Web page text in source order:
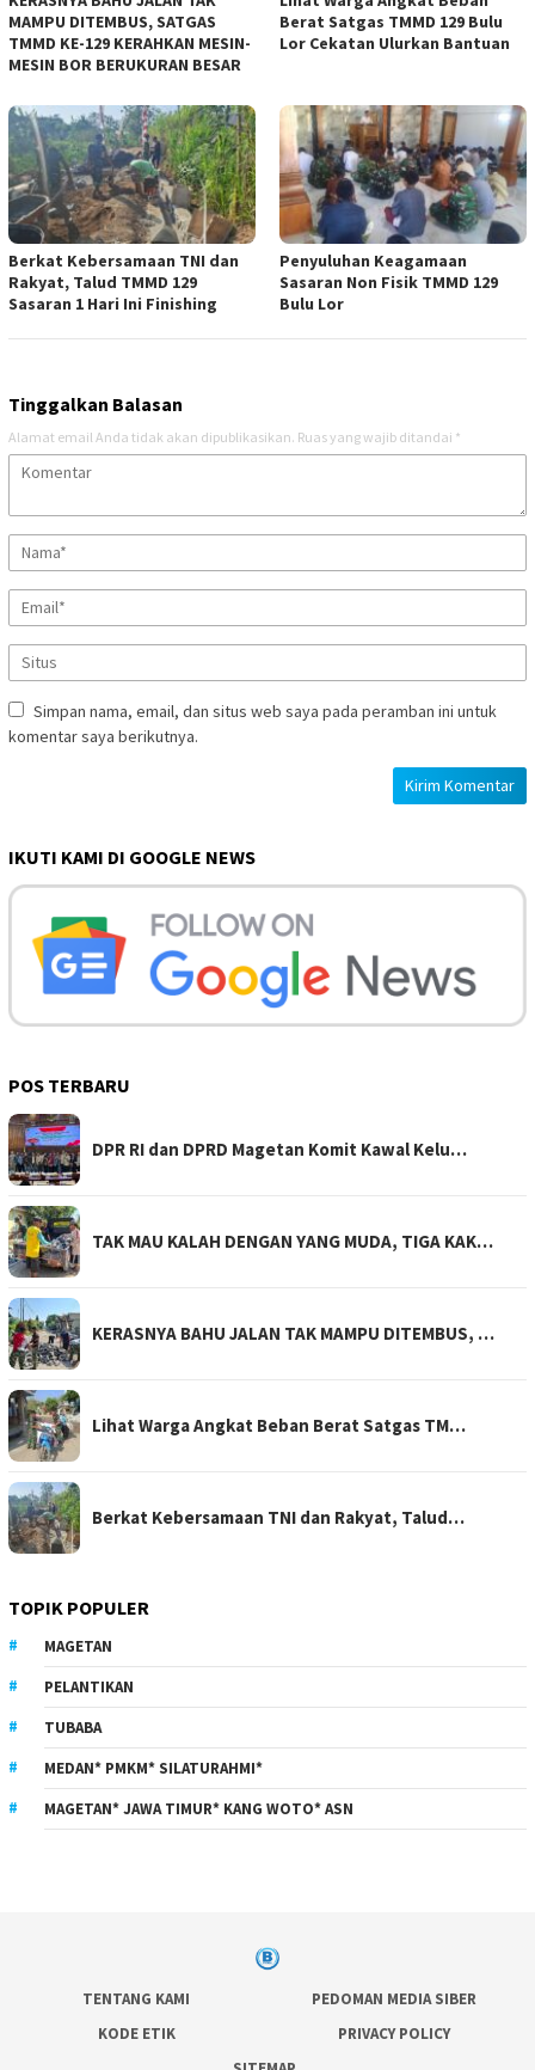
MAMPU DITEMBUS, SATGAS
TMMD KE-129 KERAHKAN MESIN-
MESIN BOR BERUKURAN BESAR
Berat Satgas TMMD 129 Bulu
Lor Cekatan Ulurkan Bantuan
Berkat Kebersamaan TNI dan
Rakyat, Talud TMMD 129
Sasaran 1 Hari Ini Finishing
Penyuluhan Keagamaan
Sasaran Non Fisik TMMD 129
Bulu Lor
Tinggalkan Balasan
Alamat email Anda tidak akan dipublikasikan. Ruas yang wajib ditandai *
Simpan nama, email, dan situs web saya pada peramban ini untuk
komentar saya berikutnya.
IKUTI KAMI DI GOOGLE NEWS
POS TERBARU
DPR RI dan DPRD Magetan Komit Kawal Kelu…
TAK MAU KALAH DENGAN YANG MUDA, TIGA KAK…
KERASNYA BAHU JALAN TAK MAMPU DITEMBUS, …
Lihat Warga Angkat Beban Berat Satgas TM…
Berkat Kebersamaan TNI dan Rakyat, Talud…
TOPIK POPULER
MAGETAN
PELANTIKAN
TUBABA
MEDAN* PMKM* SILATURAHMI*
MAGETAN* JAWA TIMUR* KANG WOTO* ASN
TENTANG KAMI
PEDOMAN MEDIA SIBER
KODE ETIK
PRIVACY POLICY